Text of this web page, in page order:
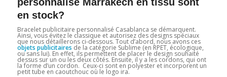
en stock?
Bracelet publicitaire personnalisé Casablanca se démarquent.
Ainsi, vous évitez le classique et autorisez des designs spéciaux
que nous détaillerons ci-dessous. Tout d’abord, nous avons ces
objets publicitaires de la catégorie Sublime (en RPET, écologique,
ou sans lui). En effet, ils permettent de placer le design souhaité
dessus sur un ou les deux côtés. Ensuite, il y a les cordons, qui ont
la forme d’un cordon. Ceux-ci sont en polyester et incorporent un
petit tube en caoutchouc où le logo ira.